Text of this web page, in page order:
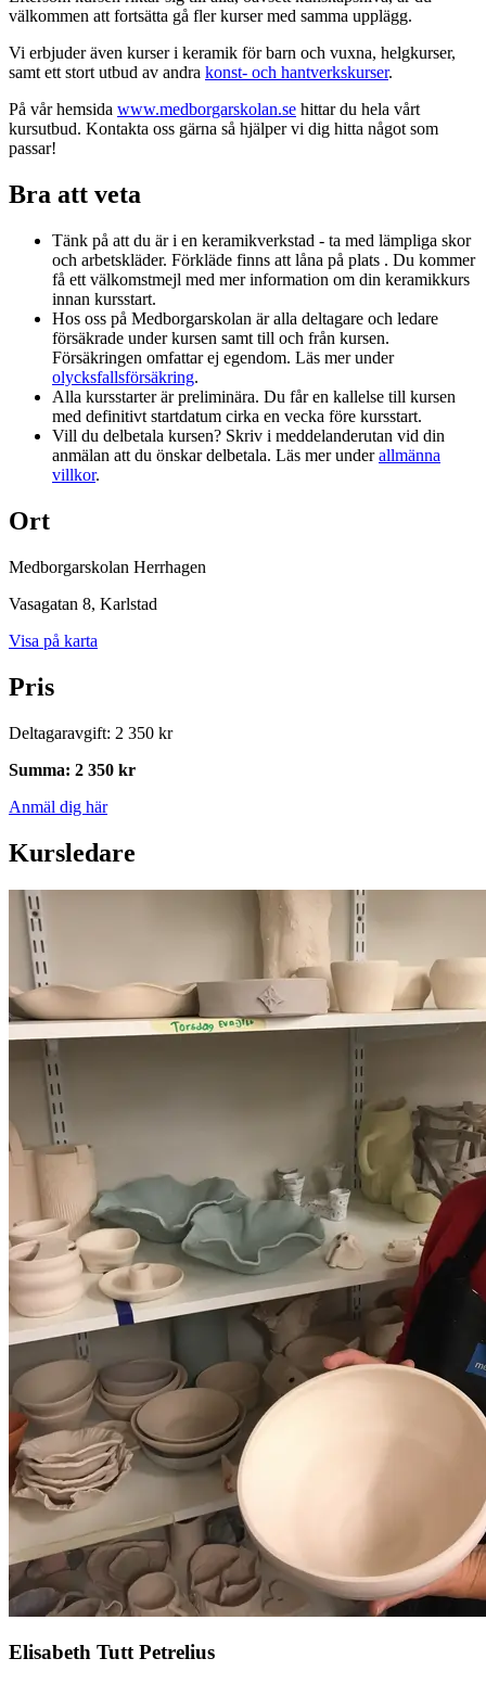
välkommen att fortsätta gå fler kurser med samma upplägg.
Vi erbjuder även kurser i keramik för barn och vuxna, helgkurser,
samt ett stort utbud av andra konst- och hantverkskurser.
På vår hemsida www.medborgarskolan.se hittar du hela vårt
kursutbud. Kontakta oss gärna så hjälper vi dig hitta något som
passar!
Bra att veta
Tänk på att du är i en keramikverkstad - ta med lämpliga skor
och arbetskläder. Förkläde finns att låna på plats . Du kommer
få ett välkomstmejl med mer information om din keramikkurs
innan kursstart.
Hos oss på Medborgarskolan är alla deltagare och ledare
försäkrade under kursen samt till och från kursen.
Försäkringen omfattar ej egendom. Läs mer under
olycksfallsförsäkring.
Alla kursstarter är preliminära. Du får en kallelse till kursen
med definitivt startdatum cirka en vecka före kursstart.
Vill du delbetala kursen? Skriv i meddelanderutan vid din
anmälan att du önskar delbetala. Läs mer underallmänna
villkor.
Ort
Medborgarskolan Herrhagen
Vasagatan 8, Karlstad
Visa på karta
Pris
Deltagaravgift: 2 350 kr
Summa: 2 350 kr
Anmäl dig här
Kursledare
Elisabeth Tutt Petrelius